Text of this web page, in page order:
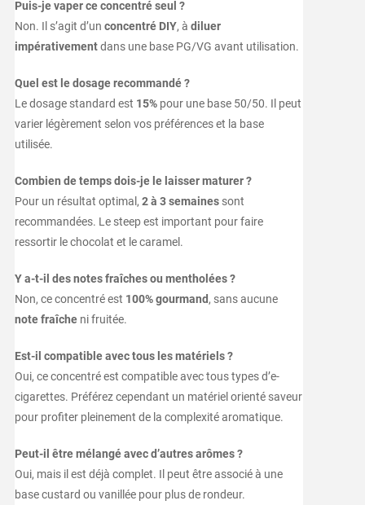
Puis-je vaper ce concentré seul ?
Non. Il s’agit d’un concentré DIY, à diluer
impérativementdans une base PG/VG avant utilisation.
Quel est le dosage recommandé ?
Le dosage standard est 15%pour une base 50/50. Il peut
varier légèrement selon vos préférences et la base
utilisée.
Combien de temps dois-je le laisser maturer ?
Pour un résultat optimal, 2 à 3 semainessont
recommandées. Le steep est important pour faire
ressortir le chocolat et le caramel.
Y a-t-il des notes fraîches ou mentholées ?
Non, ce concentré est 100% gourmand , sans aucune
note fraîcheni fruitée.
Est-il compatible avec tous les matériels ?
Oui, ce concentré est compatible avec tous types d’e-
cigarettes. Préférez cependant un matériel orienté saveur
pour profiter pleinement de la complexité aromatique.
Peut-il être mélangé avec d’autres arômes ?
Oui, mais il est déjà complet. Il peut être associé à une
base custard ou vanillée pour plus de rondeur.